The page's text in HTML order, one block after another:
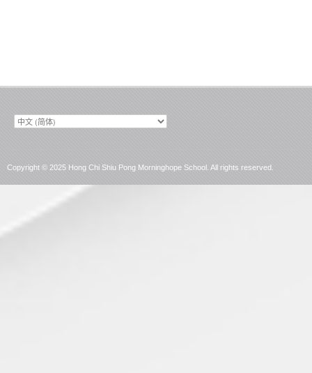
选
Copyright © 2025 Hong Chi Shiu Pong Morninghope School. All rights reserved.